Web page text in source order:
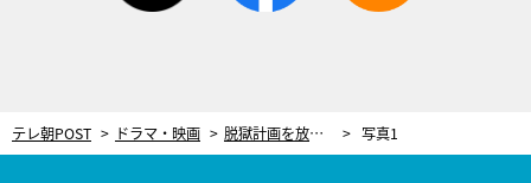
テレ朝POST ドラマ・映画 脱獄計画を放置する!? “受刑者”木村拓哉VS“刑務官”上川隆也、ラストにまさかの展開＜ドラマ『Believe』＞ 写真1